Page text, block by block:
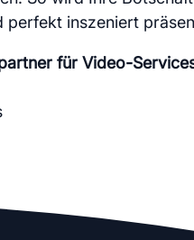
Module
perfekt inszeniert
für Video-